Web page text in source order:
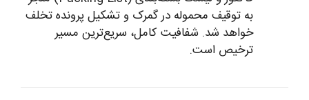
به توقیف محموله در گمرک و تشکیل پرونده تخلف
خواهد شد. شفافیت کامل، سریع‌ترین مسیر
ترخیص است.